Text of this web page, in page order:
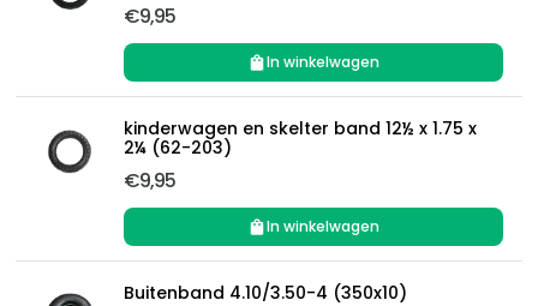
€9,95
In winkelwagen
kinderwagen en skelter band 12½ x 1.75 x
2¼ (62-203)
€9,95
In winkelwagen
Buitenband 4.10/3.50-4 (350x10)